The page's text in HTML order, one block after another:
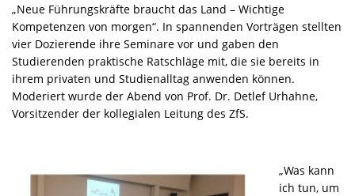
„Neue Führungskräfte braucht das Land – Wichtige
Kompetenzen von morgen“. In spannenden Vorträgen stellten
vier Dozierende ihre Seminare vor und gaben den
Studierenden praktische Ratschläge mit, die sie bereits in
ihrem privaten und Studienalltag anwenden können.
Moderiert wurde der Abend von Prof. Dr. Detlef Urhahne,
Vorsitzender der kollegialen Leitung des ZfS.
„Was kann
ich tun, um